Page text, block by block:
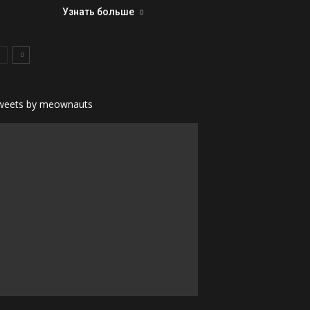
Узнать больше
by meownauts